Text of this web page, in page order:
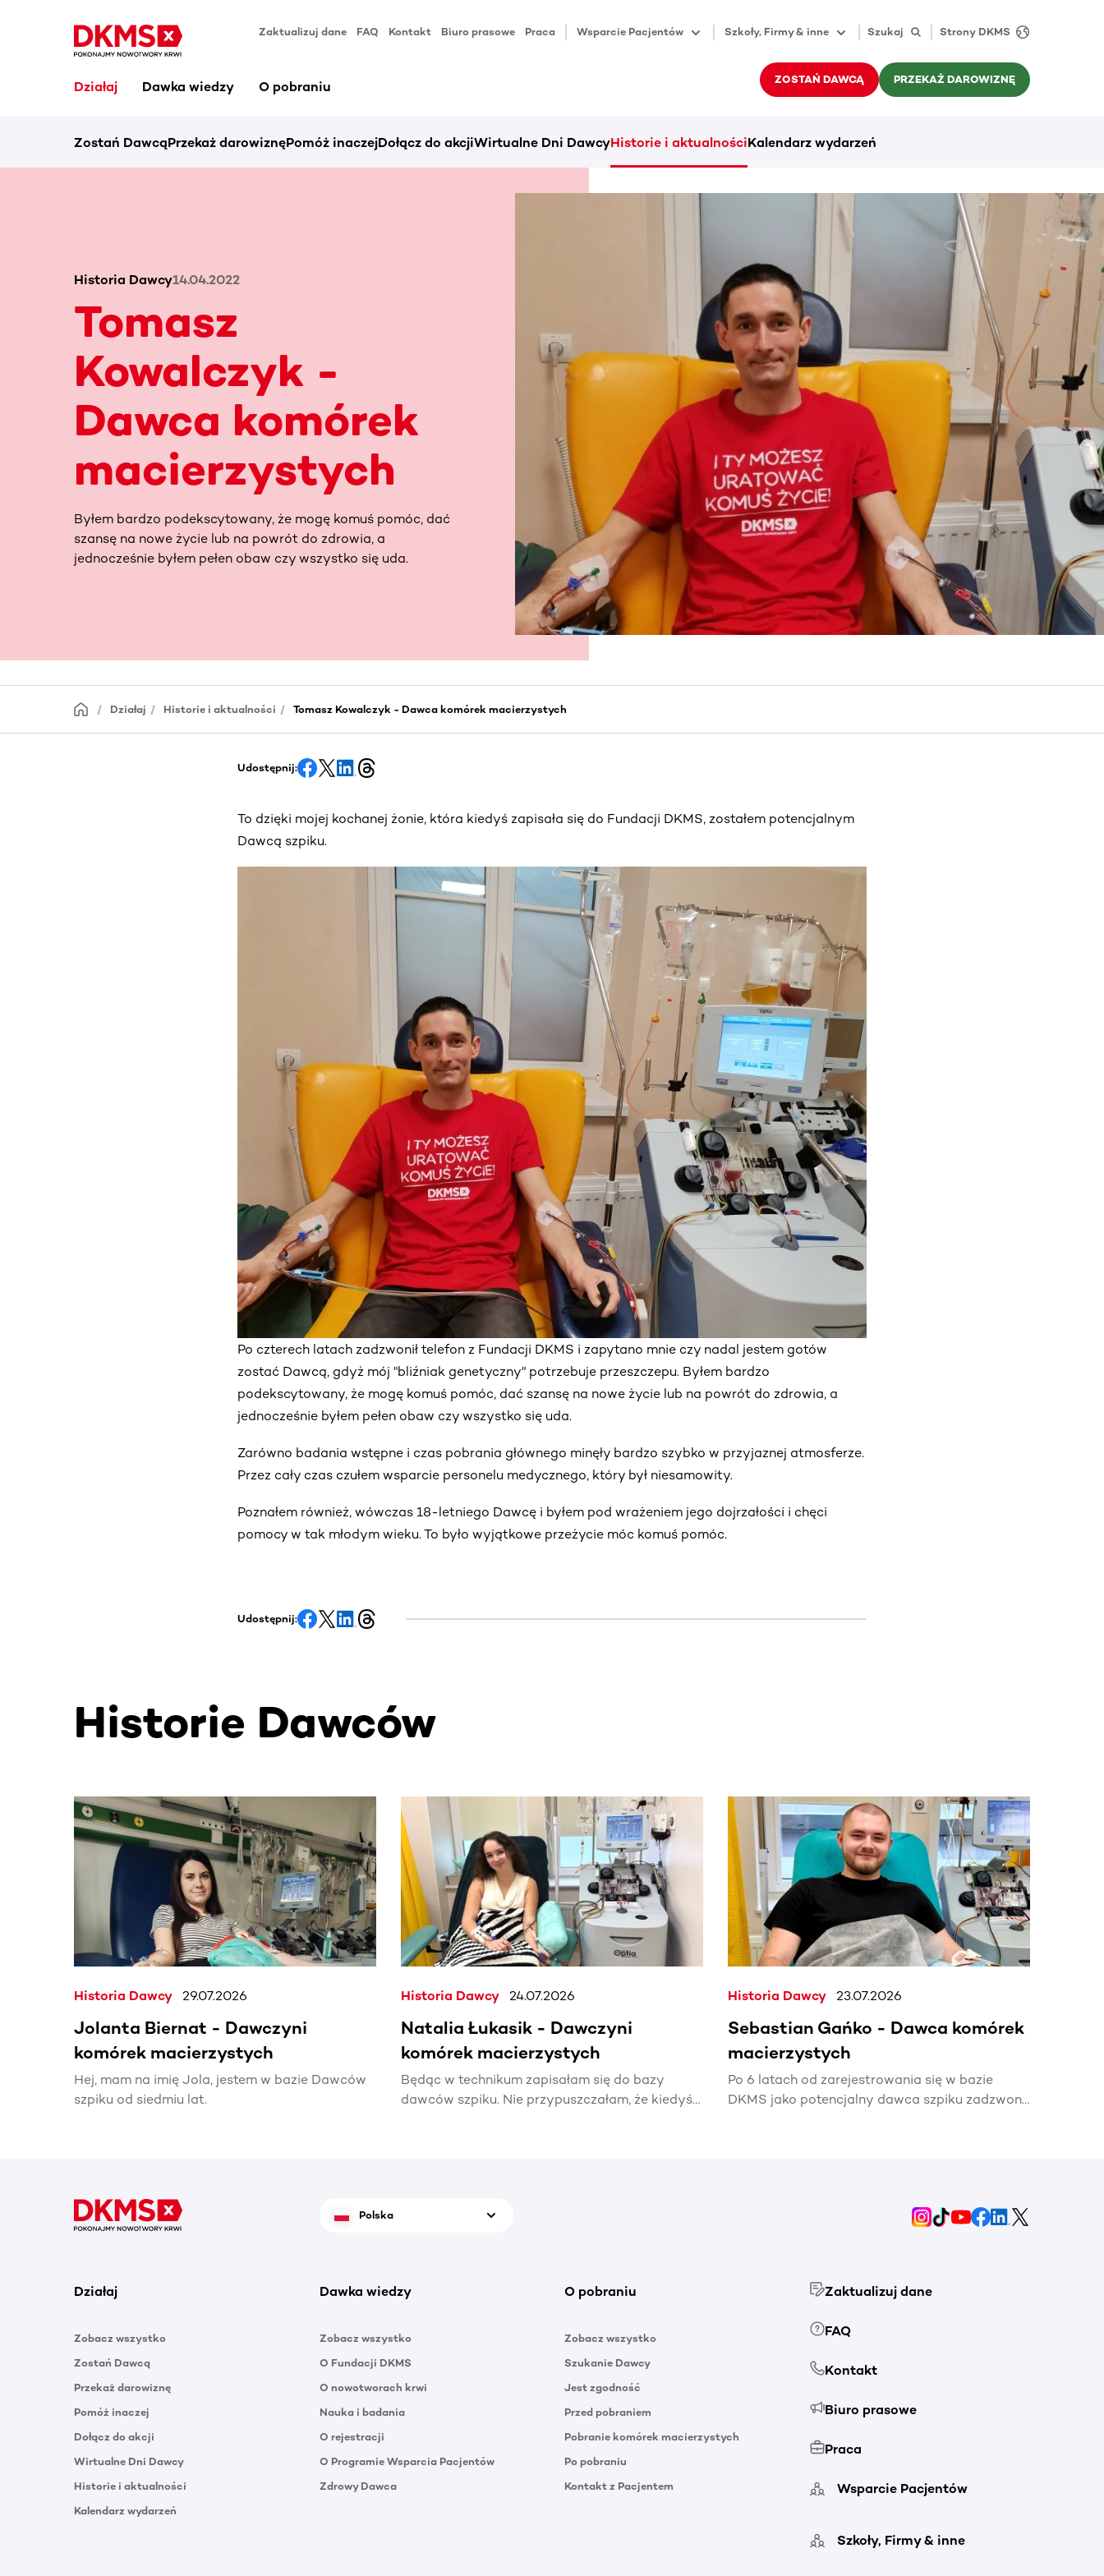
Zaktualizuj dane FAQ Kontakt Biuro prasowe Praca Wsparcie Pacjentów Szkoły, Firmy & inne Szukaj Strony DKMS
Działaj Dawka wiedzy O pobraniu ZOSTAŃ DAWCĄ PRZEKAŻ DAROWIZNĘ
Zostań DawcąPrzekaż darowiznęPomóż inaczejDołącz do akcjiWirtualne Dni DawcyHistorie i aktualnościKalendarz wydarzeń
Historia Dawcy14.04.2022
Tomasz
Kowalczyk -
Dawca komórek
macierzystych
Byłem bardzo podekscytowany, że mogę komuś pomóc, dać
szansę na nowe życie lub na powrót do zdrowia, a
jednocześnie byłem pełen obaw czy wszystko się uda.
Działaj Historie i aktualności Tomasz Kowalczyk - Dawca komórek macierzystych
Udostępnij:
To dzięki mojej kochanej żonie, która kiedyś zapisała się do Fundacji DKMS, zostałem potencjalnym
Dawcą szpiku.
Po czterech latach zadzwonił telefon z Fundacji DKMS i zapytano mnie czy nadal jestem gotów
zostać Dawcą, gdyż mój "bliźniak genetyczny" potrzebuje przeszczepu. Byłem bardzo
podekscytowany, że mogę komuś pomóc, dać szansę na nowe życie lub na powrót do zdrowia, a
jednocześnie byłem pełen obaw czy wszystko się uda.
Zarówno badania wstępne i czas pobrania głównego minęły bardzo szybko w przyjaznej atmosferze.
Przez cały czas czułem wsparcie personelu medycznego, który był niesamowity.
Poznałem również, wówczas 18-letniego Dawcę i byłem pod wrażeniem jego dojrzałości i chęci
pomocy w tak młodym wieku. To było wyjątkowe przeżycie móc komuś pomóc.
Udostępnij:
Historie Dawców
Ta sekcja zawiera treści przewijane w poziomie. Użyj klawisza Tab lub przesuń palcem, aby zobaczyć więcej.
Historia Dawcy 29.07.2026
Jolanta Biernat - Dawczyni
komórek macierzystych
Hej, mam na imię Jola, jestem w bazie Dawców
szpiku od siedmiu lat.
Historia Dawcy 24.07.2026
Natalia Łukasik - Dawczyni
komórek macierzystych
Będąc w technikum zapisałam się do bazy
dawców szpiku. Nie przypuszczałam, że kiedyś
Historia Dawcy 23.07.2026
Sebastian Gańko - Dawca komórek
macierzystych
Po 6 latach od zarejestrowania się w bazie
DKMS jako potencjalny dawca szpiku zadzwonił
Polska
Działaj
Zobacz wszystko
Zostań Dawcą
Przekaż darowiznę
Pomóż inaczej
Dołącz do akcji
Wirtualne Dni Dawcy
Historie i aktualności
Kalendarz wydarzeń
Dawka wiedzy
Zobacz wszystko
O Fundacji DKMS
O nowotworach krwi
Nauka i badania
O rejestracji
O Programie Wsparcia Pacjentów
Zdrowy Dawca
O pobraniu
Zobacz wszystko
Szukanie Dawcy
Jest zgodność
Przed pobraniem
Pobranie komórek macierzystych
Po pobraniu
Kontakt z Pacjentem
Zaktualizuj dane
FAQ
Kontakt
Biuro prasowe
Praca
Wsparcie Pacjentów
Szkoły, Firmy & inne